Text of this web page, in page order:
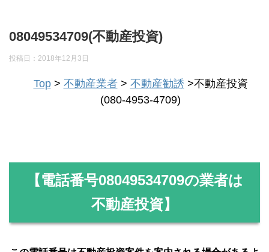
08049534709(不動産投資)
投稿日： 2018年12月3日
Top> 不動産業者> 不動産勧誘 >不動産投資
(080-4953-4709)
【電話番号08049534709の業者は
不動産投資】